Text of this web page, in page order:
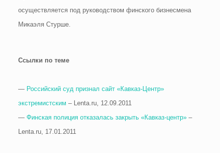
осуществляется под руководством финского бизнесмена
Микаэля Стурше.
Ссылки по теме
— Российский суд признал сайт «Кавказ-Центр»
экстремистским – Lenta.ru, 12.09.2011
— Финская полиция отказалась закрыть «Кавказ-центр»–
Lenta.ru, 17.01.2011